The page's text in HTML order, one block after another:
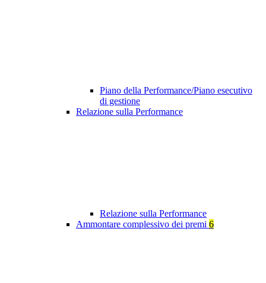
Piano della Performance/Piano esecutivo
di gestione
Relazione sulla Performance
Relazione sulla Performance
Ammontare complessivo dei premi 6